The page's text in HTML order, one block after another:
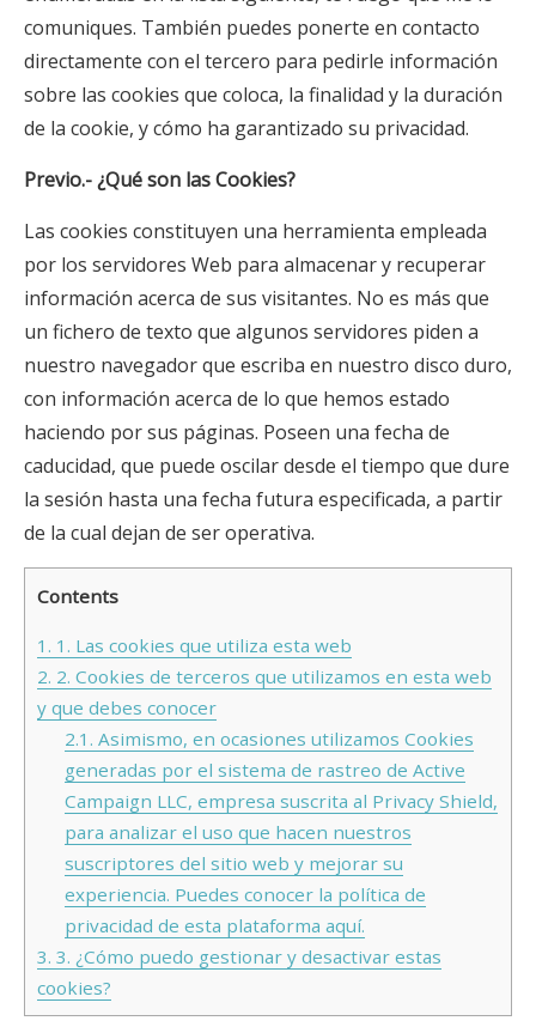
comuniques. También puedes ponerte en contacto
directamente con el tercero para pedirle información
sobre las cookies que coloca, la finalidad y la duración
de la cookie, y cómo ha garantizado su privacidad.
Previo.- ¿Qué son las Cookies?
Las cookies constituyen una herramienta empleada
por los servidores Web para almacenar y recuperar
información acerca de sus visitantes. No es más que
un fichero de texto que algunos servidores piden a
nuestro navegador que escriba en nuestro disco duro,
con información acerca de lo que hemos estado
haciendo por sus páginas. Poseen una fecha de
caducidad, que puede oscilar desde el tiempo que dure
la sesión hasta una fecha futura especificada, a partir
de la cual dejan de ser operativa.
Contents
1. 1. Las cookies que utiliza esta web
2. 2. Cookies de terceros que utilizamos en esta web
y que debes conocer
2.1. Asimismo, en ocasiones utilizamos Cookies
generadas por el sistema de rastreo de Active
Campaign LLC, empresa suscrita al Privacy Shield,
para analizar el uso que hacen nuestros
suscriptores del sitio web y mejorar su
experiencia. Puedes conocer la política de
privacidad de esta plataforma aquí.
3. 3. ¿Cómo puedo gestionar y desactivar estas
cookies?